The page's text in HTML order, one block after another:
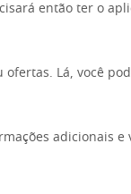
então ter o
Lá, você
adicionais e